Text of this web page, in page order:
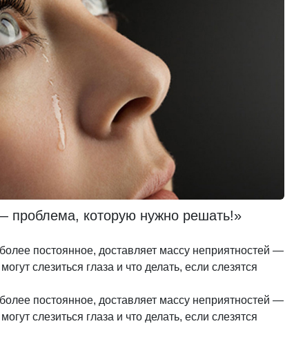
проблема, которую нужно решать!»
постоянное, доставляет массу неприятностей —
слезиться глаза и что делать, если слезятся
постоянное, доставляет массу неприятностей —
слезиться глаза и что делать, если слезятся